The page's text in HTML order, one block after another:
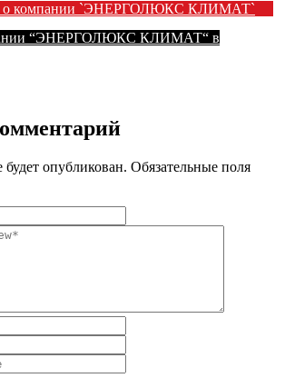
о компании `ЭНЕРГОЛЮКС КЛИМАТ`
“ЭНЕРГОЛЮКС КЛИМАТ“ в
опубликован. Обязательные поля